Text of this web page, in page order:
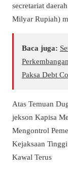
secretariat
Milyar Rupiah)
Baca juga:
Paksa Debt
Atas Temuan
jekson Kapisa
Mengontrol
Kejaksaan
Kawal Terus